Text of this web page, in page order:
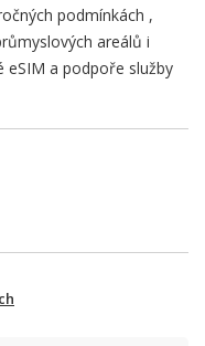
podmínkách ,
areálů i
a podpoře služby